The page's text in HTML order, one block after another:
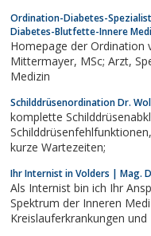
Ordination-Diabetes-
Diabetes-Blutfette-Innere
Homepage der Ordination
Mittermayer, MSc; Arzt, Spezialist für Diabetes und Innere
Medizin
Schilddrüsenordination Dr.
komplette Schilddrüsenabklärung, Abklärung und
Schilddrüsenfehlfunktionen, Kinderwunsch; kurzfristige Termine,
kurze Wartezeiten;
Ihr Internist in Volders | Mag.
Als Internist bin ich Ihr
Spektrum der Inneren
Kreislauferkrankungen und